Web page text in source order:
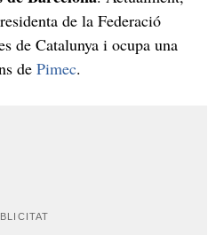
de la Federació
de Catalunya i ocupa una
de Pimec.